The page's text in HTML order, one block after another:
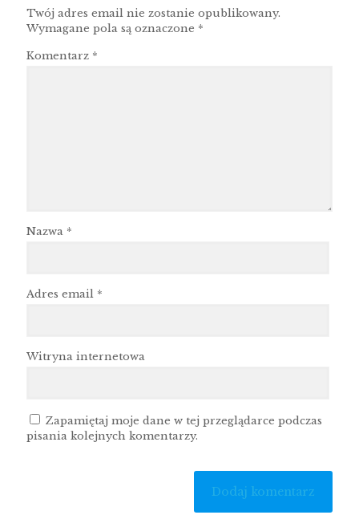
Twój adres email nie zostanie opublikowany.
Wymagane pola są oznaczone *
Komentarz *
Nazwa *
Adres email *
Witryna internetowa
Zapamiętaj moje dane w tej przeglądarce podczas
pisania kolejnych komentarzy.